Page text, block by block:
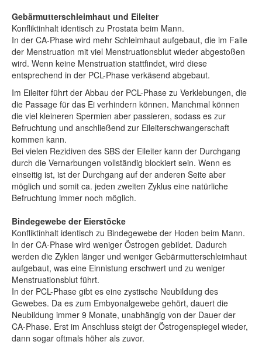
Gebärmutterschleimhaut und Eileiter
Konfliktinhalt identisch zu Prostata beim Mann.
In der CA-Phase wird mehr Schleimhaut aufgebaut, die im Falle
der Menstruation mit viel Menstruationsblut wieder abgestoßen
wird. Wenn keine Menstruation stattfindet, wird diese
entsprechend in der PCL-Phase verkäsend abgebaut.
Im Eileiter führt der Abbau der PCL-Phase zu Verklebungen, die
die Passage für das Ei verhindern können. Manchmal können
die viel kleineren Spermien aber passieren, sodass es zur
Befruchtung und anschließend zur Eileiterschwangerschaft
kommen kann.
Bei vielen Rezidiven des SBS der Eileiter kann der Durchgang
durch die Vernarbungen vollständig blockiert sein. Wenn es
einseitig ist, ist der Durchgang auf der anderen Seite aber
möglich und somit ca. jeden zweiten Zyklus eine natürliche
Befruchtung immer noch möglich.
Bindegewebe der Eierstöcke
Konfliktinhalt identisch zu Bindegewebe der Hoden beim Mann.
In der CA-Phase wird weniger Östrogen gebildet. Dadurch
werden die Zyklen länger und weniger Gebärmutterschleimhaut
aufgebaut, was eine Einnistung erschwert und zu weniger
Menstruationsblut führt.
In der PCL-Phase gibt es eine zystische Neubildung des
Gewebes. Da es zum Embyonalgewebe gehört, dauert die
Neubildung immer 9 Monate, unabhängig von der Dauer der
CA-Phase. Erst im Anschluss steigt der Östrogenspiegel wieder,
dann sogar oftmals höher als zuvor.